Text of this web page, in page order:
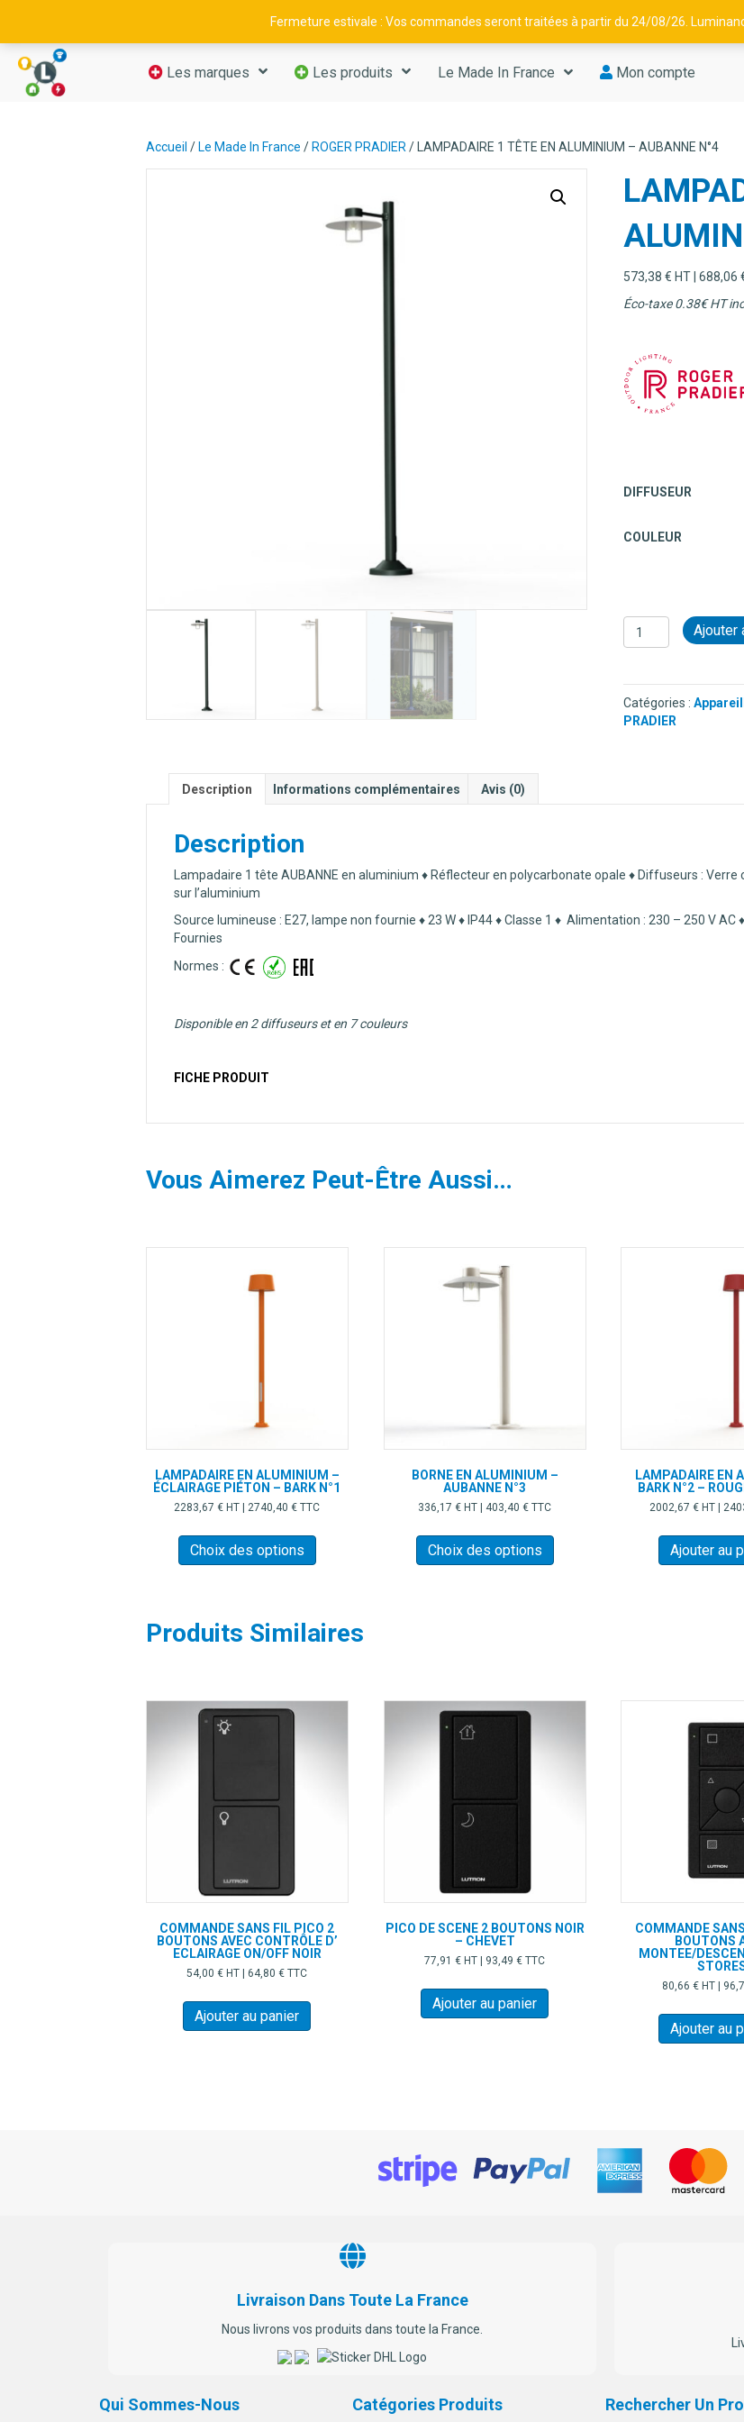
Fermeture estivale : Vos commandes seront traitées à partir du 24/08/26.
contact@luminance-fr.com
Les marques Les produits Le Made In France Mon compte
Accueil / Le Made In France / ROGER PRADIER / LAMPADAIRE 1 TÊTE EN ALUMINIUM – AUBANNE N°4
573,38€ HT |688,06
Éco-taxe 0.38€ HT
DIFFUSEUR
COULEUR
quantité
de
TÊTE
EN
Ajouter
Catégories :
PRADIER
Description Informations complémentaires Avis (0)
Description
Lampadaire 1 tête AUBANNE en aluminium ♦ Réflecteur en polycarbonate opale ♦ Diffuseurs :
sur l’aluminium
Source lumineuse : E27, lampe non fournie ♦ 23 W ♦ IP44 ♦ Classe 1 ♦ Alimentation : 230 – 250 V AC
Fournies
Normes :
Disponible en 2 diffuseurs et en 7 couleurs
FICHE PRODUIT
Vous Aimerez Peut-Être Aussi…
LAMPADAIRE EN ALUMINIUM –
ÉCLAIRAGE PIÉTON – BARK N°1
2283,67€ HT | 2740,40€ TTC
Choix des options
a
options
BORNE EN ALUMINIUM –
AUBANNE N°3
336,17€ HT | 403,40€ TTC
Choix des options
a
LAMPADAIRE EN
BARK N°2 –
2002,67 €HT |
Ajouter au
Produits Similaires
COMMANDE SANS FIL PICO 2
BOUTONS AVEC CONTRÔLE D’
ECLAIRAGE ON/OFF NOIR
54,00€ HT | 64,80€ TTC
Ajouter au panier
PICO DE SCENE 2 BOUTONS NOIR
– CHEVET
77,91€ HT | 93,49€ TTC
Ajouter au panier
COMMANDE
BOUTONS
MONTEE/
80,66 €HT |
Ajouter au
Livraison Dans Toute La France
Nous livrons vos produits dans toute la France.
Qui Sommes-Nous Catégories Produits Rechercher Un